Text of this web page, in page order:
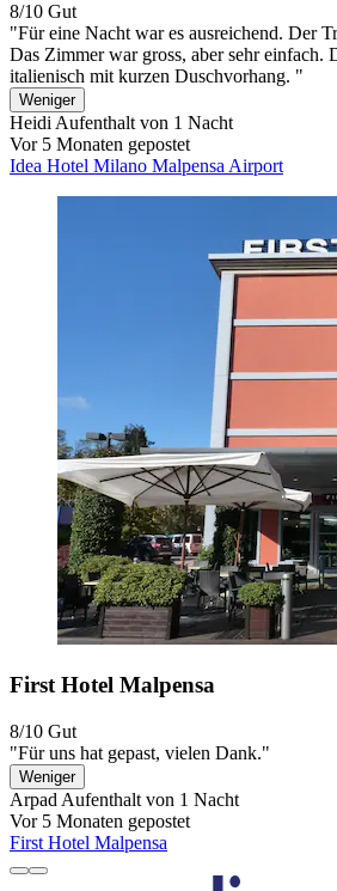
8/10 Gut
"Für eine Nacht war es ausreichend. Der
Das Zimmer war gross, aber sehr einfach.
italienisch mit kurzen Duschvorhang. "
Weniger
HeidiAufenthalt von 1 Nacht
Vor 5 Monaten gepostet
Idea Hotel Milano Malpensa Airport
First Hotel Malpensa
8/10 Gut
"Für uns hat gepast, vielen Dank."
Weniger
Arpad Aufenthalt von 1 Nacht
Vor 5 Monaten gepostet
First Hotel Malpensa